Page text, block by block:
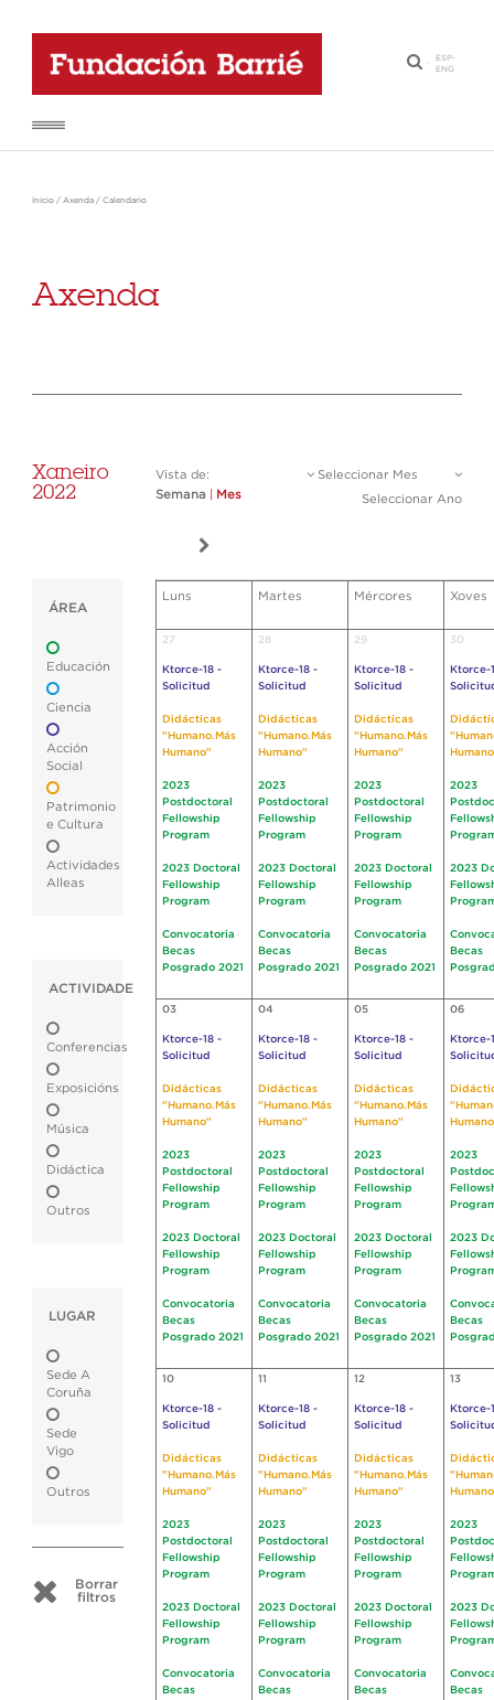
·
ESP-
ENG
Inicio / Axenda / Calendario
Axenda
Xaneiro
2022
Vista de:
Semana
Mes
Seleccionar Mes
Seleccionar Ano
ÁREA
Educación
Ciencia
Acción
Social
Patrimonio
e Cultura
Actividades
Alleas
ACTIVIDADE
Conferencias
Exposicións
Música
Didáctica
Outros
LUGAR
Sede A
Coruña
Sede
Vigo
Outros
Borrar
filtros
Luns Martes Mércores Xoves
27
Ktorce-18 -
Solicitud
Didácticas
"Humano.Más
Humano"
2023
Postdoctoral
Fellowship
Program
2023 Doctoral
Fellowship
Program
Convocatoria
Becas
Posgrado 2021
28
Ktorce-18 -
Solicitud
Didácticas
"Humano.Más
Humano"
2023
Postdoctoral
Fellowship
Program
2023 Doctoral
Fellowship
Program
Convocatoria
Becas
Posgrado 2021
29
Ktorce-18 -
Solicitud
Didácticas
"Humano.Más
Humano"
2023
Postdoctoral
Fellowship
Program
2023 Doctoral
Fellowship
Program
Convocatoria
Becas
Posgrado 2021
30
Ktorce-
2023
2023
Becas
03
Ktorce-18 -
Solicitud
Didácticas
"Humano.Más
Humano"
2023
Postdoctoral
Fellowship
Program
2023 Doctoral
Fellowship
Program
Convocatoria
Becas
Posgrado 2021
04
Ktorce-18 -
Solicitud
Didácticas
"Humano.Más
Humano"
2023
Postdoctoral
Fellowship
Program
2023 Doctoral
Fellowship
Program
Convocatoria
Becas
Posgrado 2021
05
Ktorce-18 -
Solicitud
Didácticas
"Humano.Más
Humano"
2023
Postdoctoral
Fellowship
Program
2023 Doctoral
Fellowship
Program
Convocatoria
Becas
Posgrado 2021
06
Ktorce-
2023
2023
Becas
10
Ktorce-18 -
Solicitud
Didácticas
"Humano.Más
Humano"
2023
Postdoctoral
Fellowship
Program
2023 Doctoral
Fellowship
Program
Convocatoria
Becas
11
Ktorce-18 -
Solicitud
Didácticas
"Humano.Más
Humano"
2023
Postdoctoral
Fellowship
Program
2023 Doctoral
Fellowship
Program
Convocatoria
Becas
12
Ktorce-18 -
Solicitud
Didácticas
"Humano.Más
Humano"
2023
Postdoctoral
Fellowship
Program
2023 Doctoral
Fellowship
Program
Convocatoria
Becas
13
Ktorce-
2023
2023
Becas